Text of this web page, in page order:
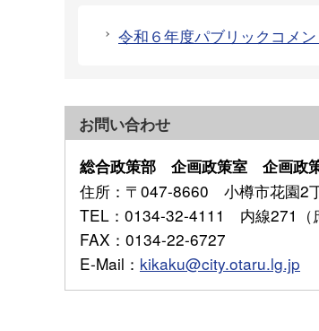
令和６年度パブリックコメ
お問い合わせ
総合政策部 企画政策室 企画政
住所 ：〒047-8660 小樽市花園2
TEL ：0134-32-4111 内線271（
FAX ：0134-22-6727
E-Mail ： kikaku@city.otaru.lg.jp